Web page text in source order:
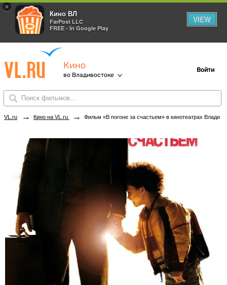
×
Кино ВЛ
FarPost LLC
FREE - In Google Play
VIEW
Кино
во Владивостоке
Войти
VL.ru → Кино на VL.ru → Фильм «В погоне за счастьем» в кинотеатрах Владивостока. Купить билеты!